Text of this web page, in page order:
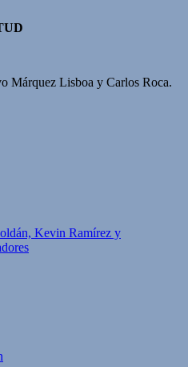
Márquez Lisboa y Carlos Roca.
Kevin Ramírez y